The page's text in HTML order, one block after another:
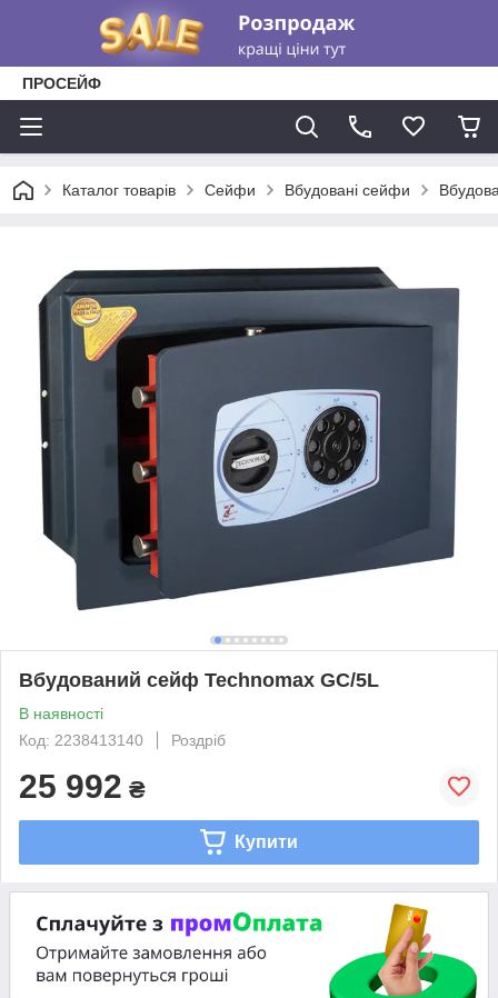
ПРОСЕЙФ
Каталог товарів Сейфи Вбудовані сейфи
Вбудований сейф Technomax GC/5L
В наявності
Код: 2238413140
Роздріб
25 992 ₴
Купити